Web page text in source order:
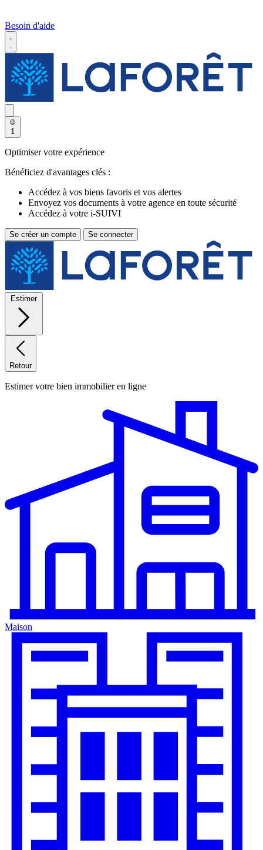
Besoin d'aide
1
Optimiser votre expérience
Bénéficiez d'avantages clés :
Accédez à vos biens favoris et vos alertes
Envoyez vos documents à votre agence en toute sécurité
Accédez à votre i-SUIVI
Se créer un compte Se connecter
Estimer
Retour
Estimer votre bien immobilier en ligne
Maison